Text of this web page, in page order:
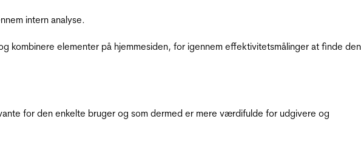
intern analyse.
kombinere elementer på hjemmesiden, for igennem effektivitetsmålinger at finde den
for den enkelte bruger og som dermed er mere værdifulde for udgivere og